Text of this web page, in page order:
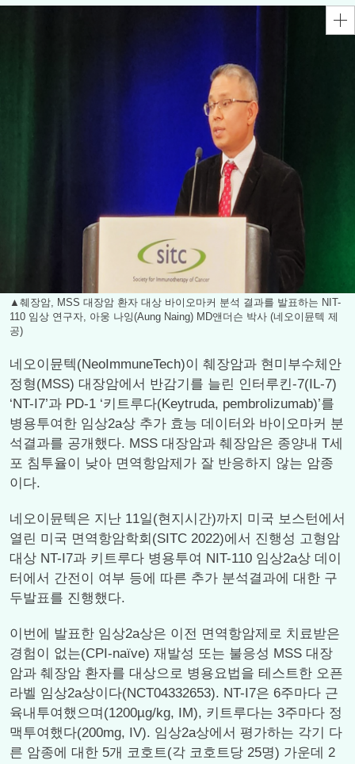
▲췌장암, MSS 대장암 환자 대상 바이오마커 분석 결과를 발표하는 NIT-
110 임상 연구자, 아웅 나잉(Aung Naing) MD앤더슨 박사 (네오이뮨텍 제
공)
네오이뮨텍(NeoImmuneTech)이 췌장암과 현미부수체안
정형(MSS) 대장암에서 반감기를 늘린 인터루킨-7(IL-7)
‘NT-I7’과 PD-1 ‘키트루다(Keytruda, pembrolizumab)’를
병용투여한 임상2a상 추가 효능 데이터와 바이오마커 분
석결과를 공개했다. MSS 대장암과 췌장암은 종양내 T세
포 침투율이 낮아 면역항암제가 잘 반응하지 않는 암종
이다.
네오이뮨텍은 지난 11일(현지시간)까지 미국 보스턴에서
열린 미국 면역항암학회(SITC 2022)에서 진행성 고형암
대상 NT-I7과 키트루다 병용투여 NIT-110 임상2a상 데이
터에서 간전이 여부 등에 따른 추가 분석결과에 대한 구
두발표를 진행했다.
이번에 발표한 임상2a상은 이전 면역항암제로 치료받은
경험이 없는(CPI-naïve) 재발성 또는 불응성 MSS 대장
암과 췌장암 환자를 대상으로 병용요법을 테스트한 오픈
라벨 임상2a상이다(NCT04332653). NT-I7은 6주마다 근
육내투여했으며(1200µg/kg, IM), 키트루다는 3주마다 정
맥투여했다(200mg, IV). 임상2a상에서 평가하는 각기 다
른 암종에 대한 5개 코호트(각 코호트당 25명) 가운데 2